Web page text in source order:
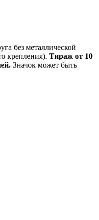
без металлической
крепления). Тираж от 10
Значок может быть